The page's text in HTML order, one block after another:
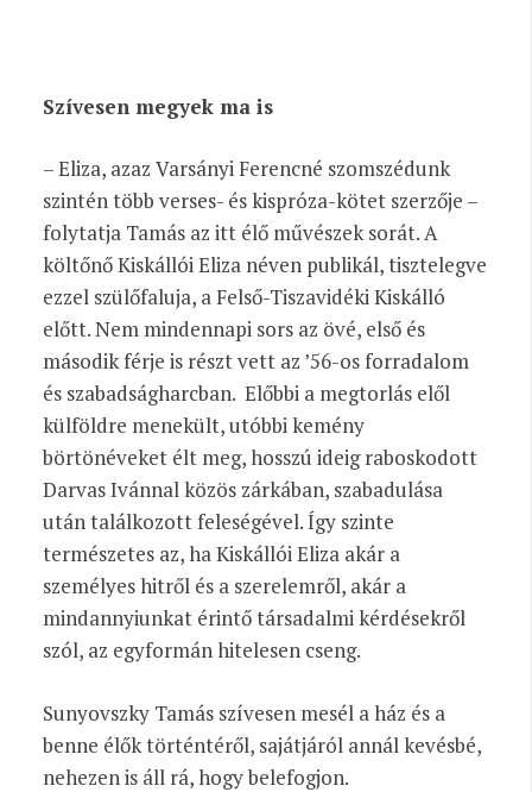
Szívesen megyek ma is
– Eliza, azaz Varsányi Ferencné szomszédunk
szintén több verses- és kispróza-kötet szerzője –
folytatja Tamás az itt élő művészek sorát. A
költőnő Kiskállói Eliza néven publikál, tisztelegve
ezzel szülőfaluja, a Felső-­Tiszavidéki Kiskálló
előtt. Nem mindennapi sors az övé, első és
második férje is részt vett az ’56-os forradalom
és szabadságharcban. Előbbi a megtorlás elől
külföldre menekült, utóbbi kemény
börtönéveket élt meg, hosszú ideig raboskodott
Darvas Ivánnal közös zárkában, szabadulása
után találkozott feleségével. Így szinte
természetes az, ha Kiskállói Eliza akár a
személyes hitről és a szerelemről, akár a
mindannyiunkat érintő társadalmi kérdésekről
szól, az egyformán hitelesen cseng.
Sunyovszky Tamás szívesen mesél a ház és a
benne élők történtéről, sajátjáról annál kevésbé,
nehezen is áll rá, hogy belefogjon.